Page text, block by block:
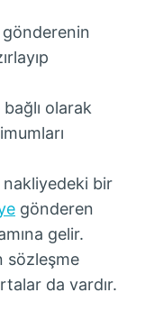
gönderenin
olarak
bir
gönderen
gelir.
sözleşme
da vardır.